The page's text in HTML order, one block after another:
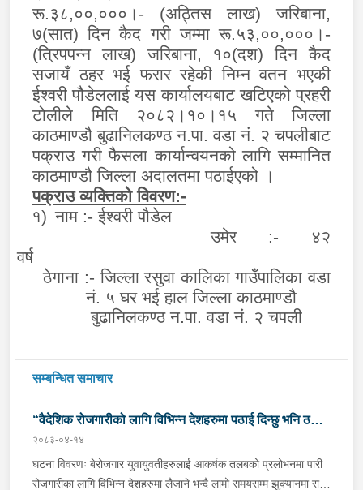
रू.३८,००,०००।- (अठ्तिस लाख) जरिबाना,
७(सात) दिन कैद गरी जम्मा रू.५३,००,०००।-
(त्रिपपन्न लाख) जरिबाना, १०(दश) दिन कैद
सजायँ ठहर भई फरार रहेकी निम्न वतन भएकी
ईश्वरी पौडेललाई यस कार्यालयबाट खटिएको प्रहरी
टोलीले मिति २०८२।१०।१५ गते जिल्ला
काठमाण्डौ बुढानिलकण्ठ न.पा. वडा नं. २ चपलीबाट
पक्राउ गरी फैसला कार्यान्वयनको लागि सम्मानित
काठमाण्डौ जिल्ला अदालतमा पठाईएको ।
पक्राउ व्यक्तिको विवरण:-
१) नाम :-ईश्वरी पौडेल
उमेर :- ४२
वर्ष
ठेगाना :-जिल्लारसुवा कालिका गाउँपालिका वडा
नं. ५ घर भई हाल जिल्ला काठमाण्डौ
बुढानिलकण्ठ न.पा. वडा नं. २ चपली
सम्बन्धित समाचार
“वैदेशिक रोजगारीको लागि विभिन्न देशहरुमा पठाई दिन्छु भनि ठगी
गर्ने व्यक्तिहरु पक्राउ"
२०८३-०४-१४
घटना विवरणः बेरोजगार युवायुवतीहरुलाई आकर्षक तलबको प्रलोभनमा पारी
रोजगारीका लागि विभिन्न देशहरुमा लैजाने भन्दै लामो समयसम्म झुक्यानमा राखि